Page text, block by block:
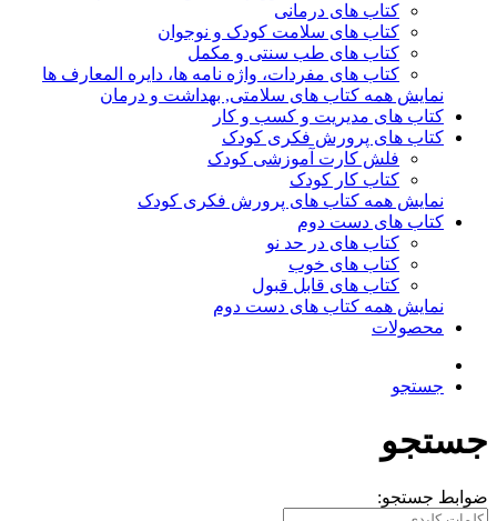
کتاب های درمانی
کتاب های سلامت کودک و نوجوان
کتاب های طب سنتی و مکمل
کتاب های مفردات، واژه نامه ها، دایره المعارف ها
نمایش همه کتاب های سلامتی, بهداشت و درمان
کتاب های مدیریت و کسب و کار
کتاب های پرورش فکری کودک
فلش کارت آموزشی کودک
کتاب کار کودک
نمایش همه کتاب های پرورش فکری کودک
کتاب های دست دوم
کتاب های در حد نو
کتاب های خوب
کتاب های قابل قبول
نمایش همه کتاب های دست دوم
محصولات
جستجو
جستجو
ضوابط جستجو: